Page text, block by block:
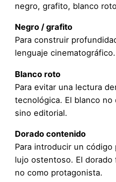
negro, grafito, blanco
Negro / grafito
Para construir
lenguaje cinematográfico.
Blanco roto
Para evitar una lectura
tecnológica. El blanco
sino editorial.
Dorado contenido
Para introducir un código
lujo ostentoso. El
no como protagonista.